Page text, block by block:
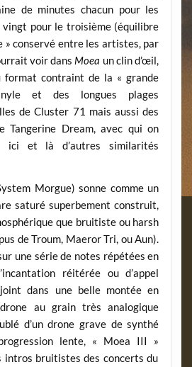
de minutes chacun pour les
vingt pour le troisième (équilibre
» conservé entre les artistes, par
voir dans Moea un clin d’œil,
format contraint de la « grande
et des longues plages
deCluster 71 mais aussi des
Tangerine Dream, avec qui on
ici et là d’autres similarités
Morgue) sonne comme un
saturé superbement construit,
que bruitiste ou harsh
de Troum, Maeror Tri, ou Aun).
une série de notes répétées en
réitérée ou d’appel
dans une belle montée en
au grain très analogique
d’un drone grave de synthé
lente, « Moea III »
intros bruitistes des concerts du